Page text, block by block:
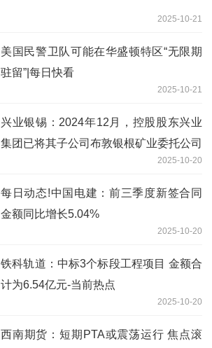
2025-10-21
美国民警卫队可能在华盛顿特区“无限期
驻留”|每日快看
2025-10-21
兴业银锡：2024年12月，控股股东兴业
集团已将其子公司布敦银根矿业委托公司
2025-10-20
每日动态!中国电建：前三季度新签合同
金额同比增长5.04%
2025-10-20
铁科轨道：中标3个标段工程项目 金额合
计为6.54亿元-当前热点
2025-10-20
西南期货：短期PTA或震荡运行 焦点滚